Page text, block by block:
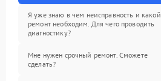
Я уже знаю в чем неисправность и какой
ремонт необходим. Для чего проводить
диагностику?
Мне нужен срочный ремонт. Сможете
сделать?